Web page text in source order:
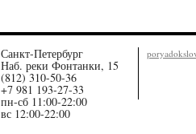
Санкт-Петербург
Наб. реки Фонтанки, 15
(812) 310-50-36
+7 981 193-27-33
пн-сб 11:00-22:00
вс 12:00-22:00